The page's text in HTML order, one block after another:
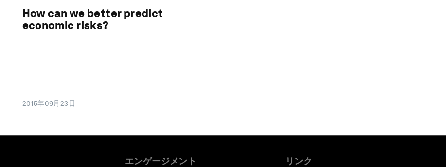
How can we better predict
economic risks?
2015年09月23日
エンゲージメント リンク